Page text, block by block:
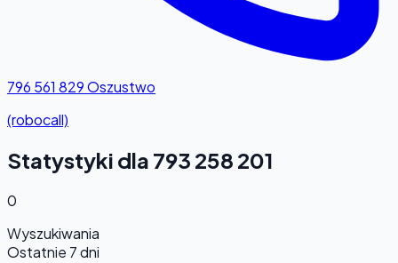
796 561 829Oszustwo
(robocall)
Statystyki dla 793 258 201
0
Wyszukiwania
Ostatnie 7 dni